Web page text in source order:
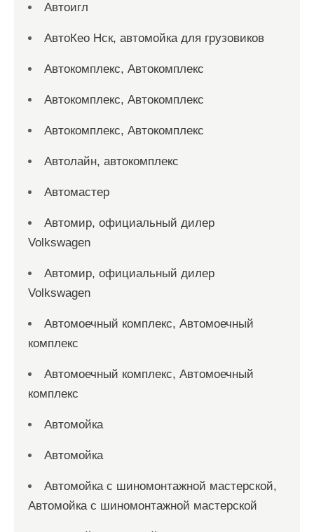
Автоигл
АвтоКео Нск, автомойка для грузовиков
Автокомплекс, Автокомплекс
Автокомплекс, Автокомплекс
Автокомплекс, Автокомплекс
Автолайн, автокомплекс
Автомастер
Автомир, официальный дилер
Volkswagen
Автомир, официальный дилер
Volkswagen
Автомоечный комплекс, Автомоечный
комплекс
Автомоечный комплекс, Автомоечный
комплекс
Автомойка
Автомойка
Автомойка с шиномонтажной мастерской,
Автомойка с шиномонтажной мастерской